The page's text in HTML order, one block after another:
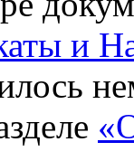
и